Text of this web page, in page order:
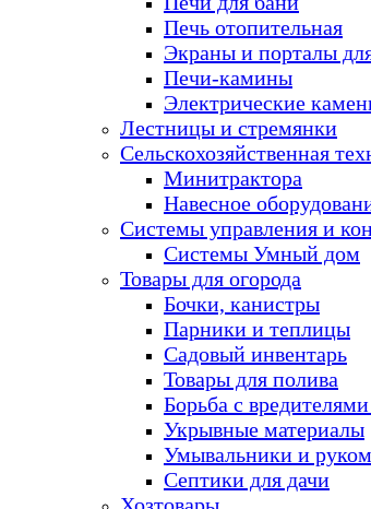
Печь отопительная
Экраны и порталы
Печи-камины
Электрические
Лестницы и стремянки
Сельскохозяйственная
Минитрактора
Навесное
Системы управления и
Системы Умный дом
Товары для огорода
Бочки, канистры
Парники и теплицы
Садовый инвентарь
Товары для полива
Борьба с
Укрывные материалы
Умывальники и
Септики для дачи